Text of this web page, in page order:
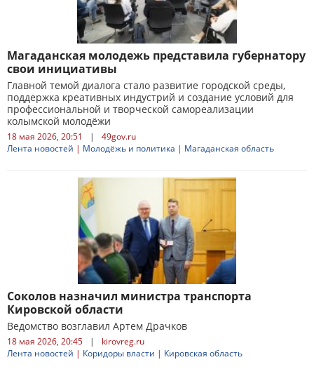
Магаданская молодежь представила губернатору
свои инициативы
Главной темой диалога стало развитие городской среды,
поддержка креативных индустрий и создание условий для
профессиональной и творческой самореализации
колымской молодёжи
18 мая 2026, 20:51 |
49gov.ru
Лента новостей | Молодёжь и политика | Магаданская область
Соколов назначил министра транспорта
Кировской области
Ведомство возглавил Артем Драчков
18 мая 2026, 20:45 |
kirovreg.ru
Лента новостей | Коридоры власти | Кировская область